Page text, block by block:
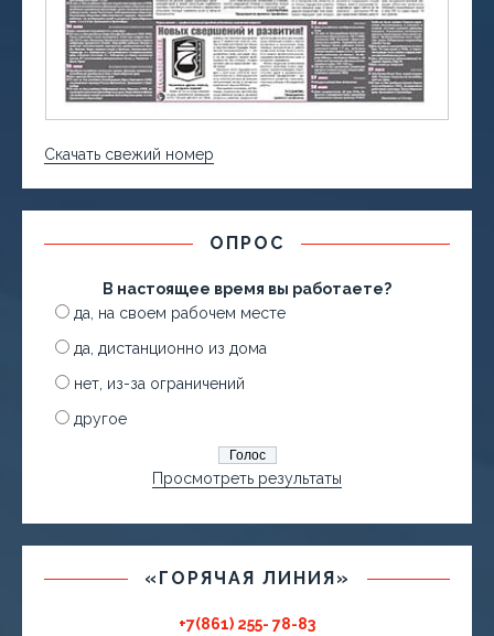
Скачать свежий номер
ОПРОС
В настоящее время вы работаете?
да, на своем рабочем месте
да, дистанционно из дома
нет, из-за ограничений
другое
Просмотреть результаты
«ГОРЯЧАЯ ЛИНИЯ»
+7(861) 255- 78-83